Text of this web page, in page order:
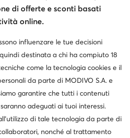
paese: Italia (IT)
2026
Protezione dei dati
di offerte e sconti basati
online.
influenzare le tue decisioni
destinata a chi ha compiuto 18
come la tecnologia cookies e il
da parte di MODIVO S.A. e
garantire che tutti i contenuti
adeguati ai tuoi interessi.
di tale tecnologia da parte di
nonché al trattamento